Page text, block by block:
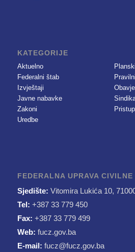
KATEGORIJE
Aktuelno
Federalni štab
Izvještaji
Javne nabavke
Zakoni
Uredbe
FEDERALNA UPRAVA
Sjedište: Vitomira Lukića 10,
Tel: +387 33 779 450
Fax: +387 33 779 499
Web: fucz.gov.ba
E-mail: fucz@fucz.gov.ba